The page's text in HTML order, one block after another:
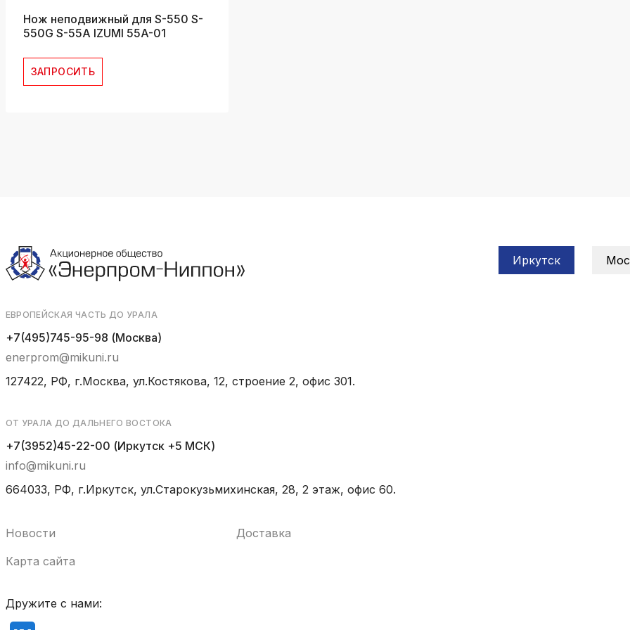
Нож неподвижный для S-550 S-
550G S-55A IZUMI 55A-01
ЗАПРОСИТЬ
ЕВРОПЕЙСКАЯ ЧАСТЬ ДО УРАЛА
+7(495)745-95-98 (Москва)
enerprom@mikuni.ru
127422, РФ, г.Москва, ул.Костякова, 12, строение 2, офис 301.
ОТ УРАЛА ДО ДАЛЬНЕГО ВОСТОКА
+7(3952)45-22-00 (Иркутск +5 МСК)
info@mikuni.ru
664033, РФ, г.Иркутск, ул.Старокузьмихинская, 28, 2 этаж, офис 60.
Новости
Доставка
Карта сайта
Дружите с нами:
Иркутск